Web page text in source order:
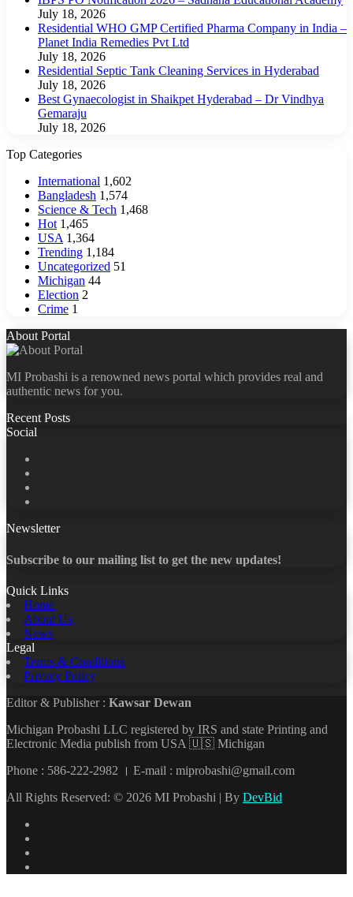
July 18, 2026
Residential WHO GMP Certified Pharma Company in India –
Planet India Remedies Pvt Ltd
July 18, 2026
Residential Septic Tank Cleaning Services in Hyderabad
July 18, 2026
Best Gynaecologist in Shaikpet Hyderabad – Dr Vindhya
Gemaraju
July 18, 2026
Top Categories
International 1,602
Bangladesh 1,574
Science & Tech 1,468
Hot 1,465
USA 1,364
Trending 1,184
Uncategorized 51
Michigan 44
Election 2
Crime 1
About Portal
MI Probashi is a renowned news portal which provides real and
authentic news for you.
Recent Posts
Social
Newsletter
Subscribe to our mailing list to get the new updates!
Quick Links
Home
About Us
News
Legal
Terms & Conditions
Privacy Policy
Editor & Publisher : Kawsar Dewan
Michigan Probashi LLC registered by IRS and state Printing and
Electronic Media publish from USA 🇺🇸 Michigan
Phone : 586-222-2982 । E-mail : miprobashi@gmail.com
All Rights Reserved: © 2026 MI Probashi | By DevBid